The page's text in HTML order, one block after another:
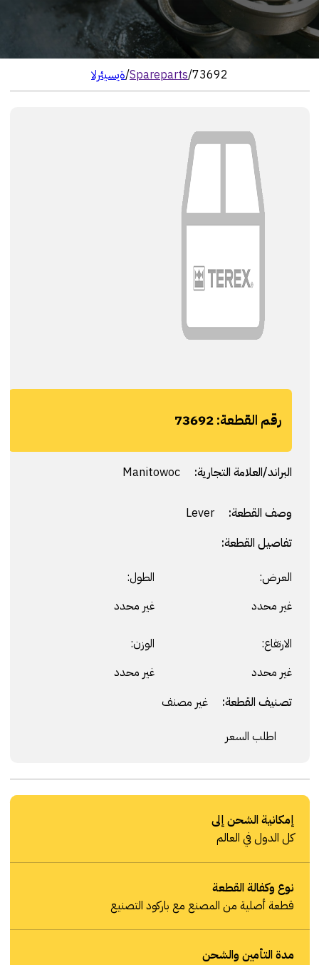
الرئيسية/Spareparts/73692
رقم القطعة:73692
البراند/العلامة التجارية: Manitowoc
وصف القطعة:
Lever
تفاصيل القطعة:
العرض:
غير محدد
الطول:
غير محدد
الارتفاع:
غير محدد
الوزن:
غير محدد
تصنيف القطعة: غير مصنف
اطلب السعر
إمكانية الشحن إلى
كل الدول في العالم
نوع وكفالة القطعة
قطعة أصلية من المصنع مع باركود التصنيع
مدة التأمين والشحن